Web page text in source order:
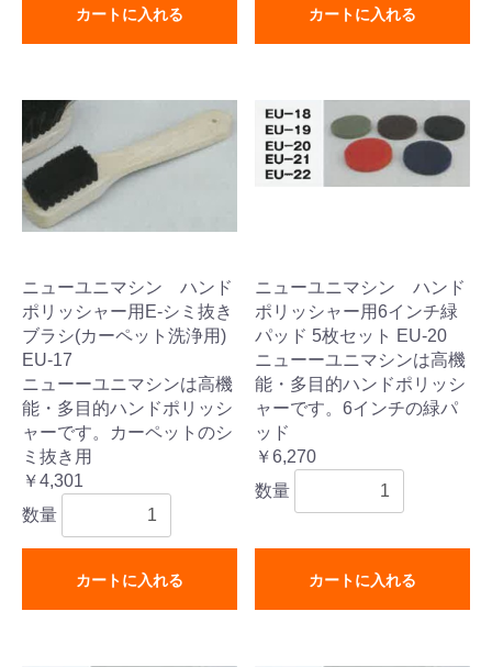
カートに入れる カートに入れる
ニューユニマシン ハンド
ポリッシャー用E-シミ抜き
ブラシ(カーペット洗浄用)
EU-17
ニューーユニマシンは高機
能・多目的ハンドポリッシ
ャーです。カーペットのシ
ミ抜き用
￥4,301
数量
カートに入れる
ニューユニマシン ハンド
ポリッシャー用6インチ緑
パッド 5枚セット EU-20
ニューーユニマシンは高機
能・多目的ハンドポリッシ
ャーです。6インチの緑パ
ッド
￥6,270
数量
カートに入れる